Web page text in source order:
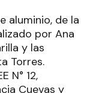
aluminio, de la
por Ana
y las
Torres.
N° 12,
Cuevas y